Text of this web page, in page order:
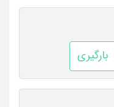
بارگیری